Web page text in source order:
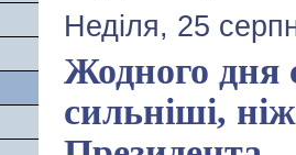
Неділя, 25
Жодного дня
сильніші,